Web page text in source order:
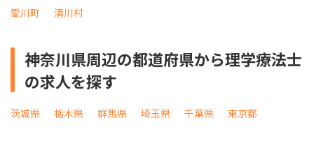
愛川町
清川村
神奈川県周辺の都道府県から理学療法士
の求人を探す
茨城県 栃木県 群馬県 埼玉県 千葉県 東京都